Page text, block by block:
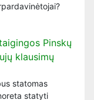
Pinskų
klausimų
statomas
statyti